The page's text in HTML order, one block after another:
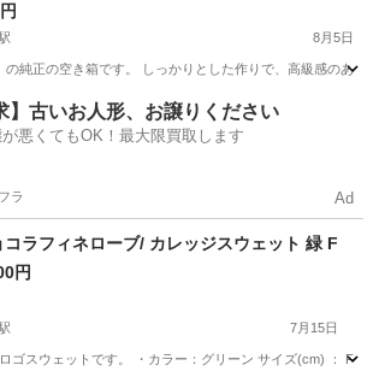
8月5日
の純正の空き箱です。 しっかりとした作りで、高級感のあ
駅 ラッピング用品
】古いお人形、お譲りください
悪くてもOK！最大限買取します
ラ Ad
コラフィネローブ/ カレッジスウェット 緑 F
円
7月15日
ゴスウェットです。 ・カラー：グリーン サイズ(cm) ：